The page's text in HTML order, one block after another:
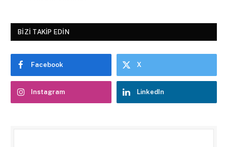
BIZI TAKIP EDIN
Facebook X
Instagram LinkedIn